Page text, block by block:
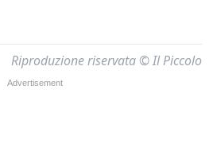
Riproduzione riservata © Il Piccolo